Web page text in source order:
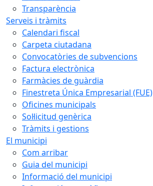
Transparència
Serveis i tràmits
Calendari fiscal
Carpeta ciutadana
Convocatòries de subvencions
Factura electrònica
Farmàcies de guàrdia
Finestreta Única Empresarial (FUE)
Oficines municipals
Sol·licitud genèrica
Tràmits i gestions
El municipi
Com arribar
Guia del municipi
Informació del municipi